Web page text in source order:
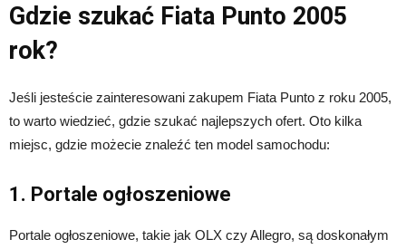
Gdzie szukać Fiata Punto 2005
rok?
Jeśli jesteście zainteresowani zakupem Fiata Punto z roku 2005,
to warto wiedzieć, gdzie szukać najlepszych ofert. Oto kilka
miejsc, gdzie możecie znaleźć ten model samochodu:
1. Portale ogłoszeniowe
Portale ogłoszeniowe, takie jak OLX czy Allegro, są doskonałym